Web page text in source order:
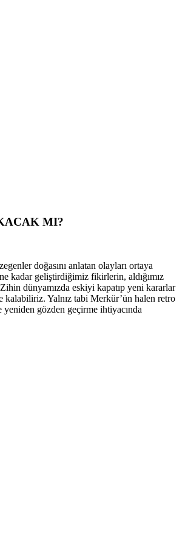
MI?
doğasını anlatan olayları ortaya
kadar geliştirdiğimiz fikirlerin, aldığımız
dünyamızda eskiyi kapatıp yeni kararlar
kalabiliriz. Yalnız tabi Merkür’ün halen retro
yeniden gözden geçirme ihtiyacında